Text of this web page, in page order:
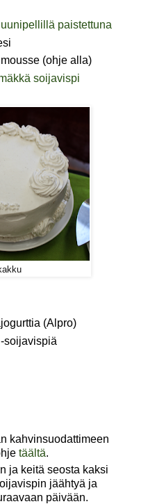
paistettuna
(ohje alla)
soijavispi
(Alpro)
soijavispiä
kahvinsuodattimeen
täältä.
ja keitä seosta kaksi
jäähtyä ja
päivään.